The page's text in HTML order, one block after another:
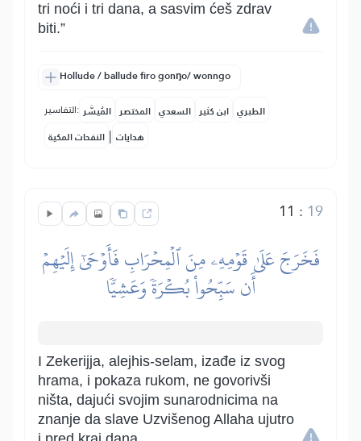
tri noći i tri dana, a sasvim ćeš zdrav
biti.”
Hollude / ballude firo gonŋo/ wonngo
التفاسير: المُيسَّر المختصر السعدي ابن كثير الطبري
النفحات المكية | هدايات
11 : 19
فَخَرَجَ عَلَىٰ قَوۡمِهِۦ مِنَ ٱلۡمِحۡرَابِ فَأَوۡحَىٰٓ إِلَيۡهِمۡ
أَن سَبِّحُواْ بُكۡرَةٗ وَعَشِيّٗا
I Zekerijja, alejhis-selam, izađe iz svog
hrama, i pokaza rukom, ne govorivši
ništa, dajući svojim sunarodnicima na
znanje da slave Uzvišenog Allaha ujutro